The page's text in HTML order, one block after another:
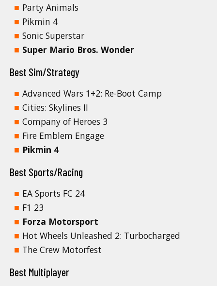
Party Animals
Pikmin 4
Sonic Superstar
Super Mario Bros. Wonder
Best Sim/Strategy
Advanced Wars 1+2: Re-Boot Camp
Cities: Skylines II
Company of Heroes 3
Fire Emblem Engage
Pikmin 4
Best Sports/Racing
EA Sports FC 24
F1 23
Forza Motorsport
Hot Wheels Unleashed 2: Turbocharged
The Crew Motorfest
Best Multiplayer